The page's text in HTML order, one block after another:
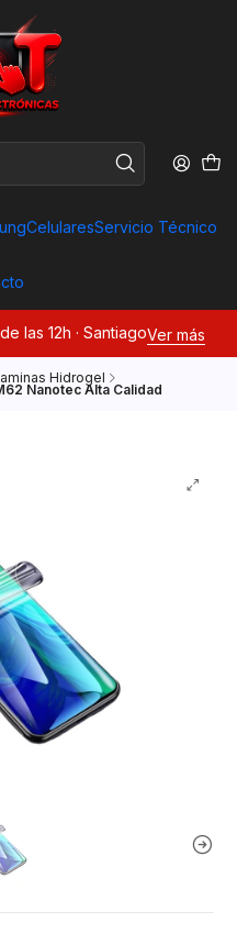
CelularesServicio Técnico
las 12h · SantiagoVer más
Hidrogel
Nanotec Alta Calidad